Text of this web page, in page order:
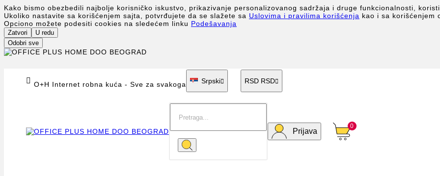
Kako bismo obezbedili najbolje korisničko iskustvo, prikazivanje personalizovanog sadržaja i druge funkcionalnosti,
Ukoliko nastavite sa korišćenjem sajta, potvrđujete da se slažete sa Uslovima i pravilima korišćenja kao i sa korišćenjem
Opciono možete podesiti cookies na sledećem linku Podešavanja
Zatvori
U redu
Odobri sve
 O+H Internet robna kuća - Sve za svakoga Srpski RSD RSD
Prijava
0